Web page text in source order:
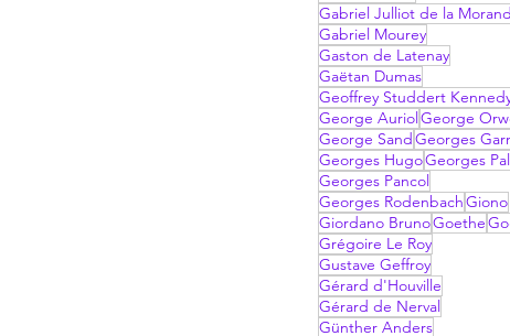
Gabriel Julliot de la
Gabriel Mourey
Gaston de Latenay
Gaëtan Dumas
Geoffrey Studdert
George Auriol George
George Sand Georges
Georges HugoGeorges
Georges Pancol
Georges RodenbachGiono
Giordano BrunoGoethe
Grégoire Le Roy
Gustave Geffroy
Gérard d'Houville
Gérard de Nerval
Günther Anders